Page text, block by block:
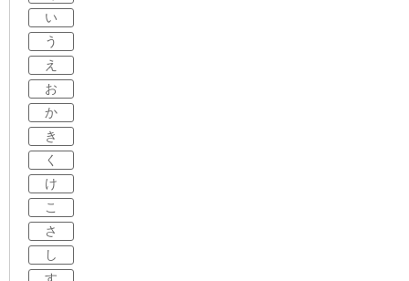
い
う
え
お
か
き
く
け
こ
さ
し